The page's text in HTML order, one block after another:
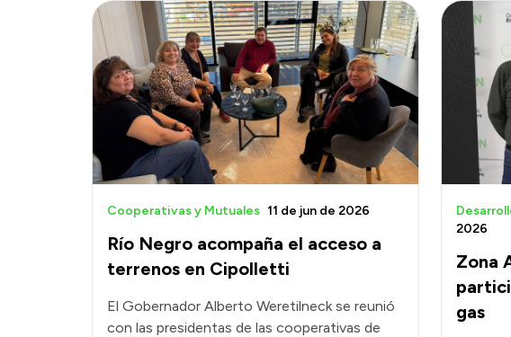
Río Negro acompaña el acceso a
terrenos en Cipolletti
Cooperativas y Mutuales 11 de jun de 2026
El Gobernador Alberto Weretilneck se reunió
con las presidentas de las cooperativas de
Zona
gas
2026